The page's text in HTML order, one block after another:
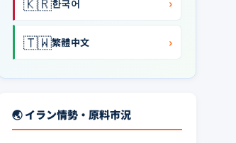
한국어
🇹🇼繁體中文 ›
🌏 イラン情勢・原料市況